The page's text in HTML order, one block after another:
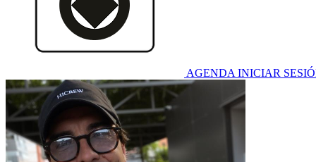
AGENDA INICIAR